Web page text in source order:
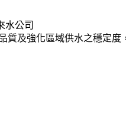
水公司
質及強化區域供水之穩定